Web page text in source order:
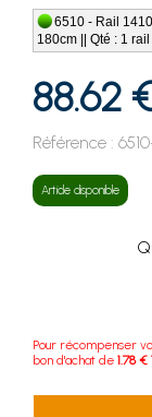
6510 - Rail
180cm || Qté : 1 rail
88.62
Référence :
Article disponible
Pour récompenser
bon d'achat de 1.78 €